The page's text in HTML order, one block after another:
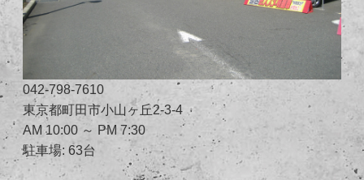
042-798-7610
東京都町田市小山ヶ丘2-3-4
AM 10:00 ～ PM 7:30
駐車場: 63台